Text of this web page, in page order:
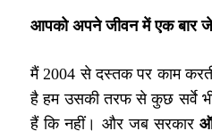
आपको अपने जीवन में एक बार
मैं 2004 से दस्तक पर काम
है हम उसकी तरफ से कुछ सर्वे
हैं कि नहीं। और जब सरकार